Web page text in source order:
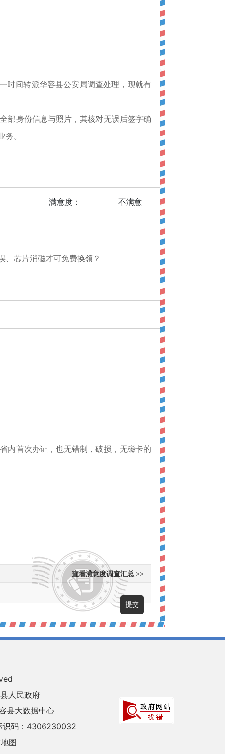
间转派华容县公安局调查处理，现就有
身份信息与照片，其核对无误后签字确
。
满意度： 不满意
、芯片消磁才可免费换领？
首次办证，也无错制，破损，无磁卡的
查看满意度调查汇总 >>
人民政府
县大数据中心
识码：4306230032
图